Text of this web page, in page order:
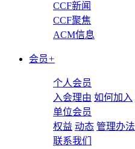
CCF新闻
CCF聚焦
ACM信息
会员+
个人会员
入会理由 如何加入
单位会员
权益 动态 管理办法
联系我们